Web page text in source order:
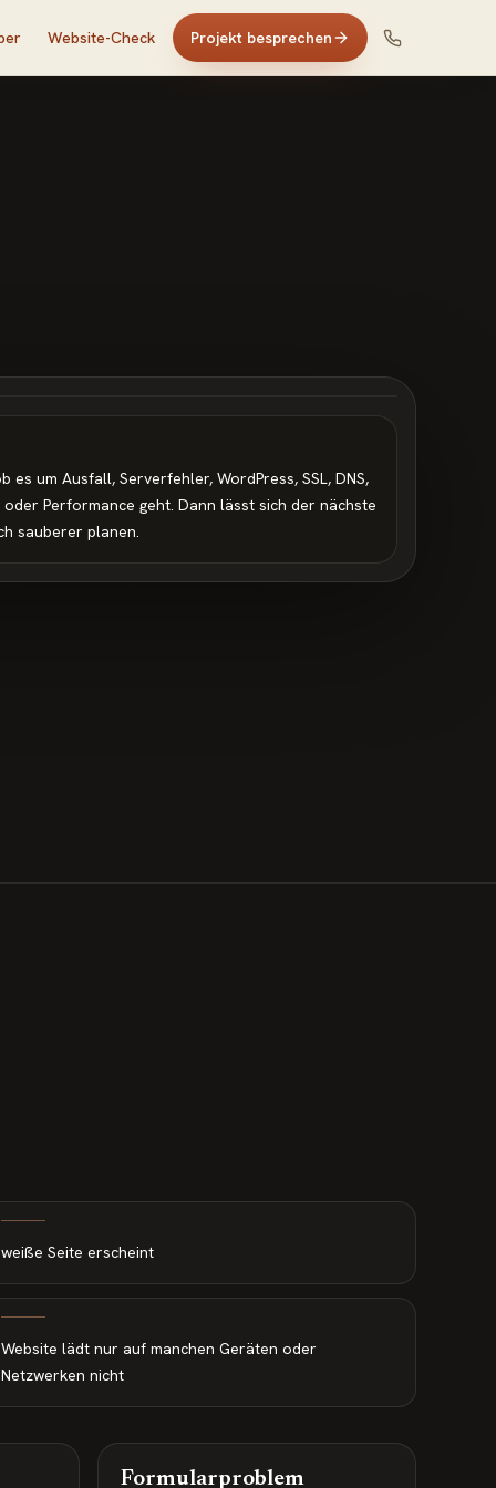
Website-Check Projekt besprechen
es um Ausfall, Serverfehler, WordPress, SSL, DNS,
Performance geht. Dann lässt sich der nächste
sauberer planen.
weiße Seite erscheint
Website lädt nur auf manchen Geräten oder
Netzwerken nicht
Formularproblem